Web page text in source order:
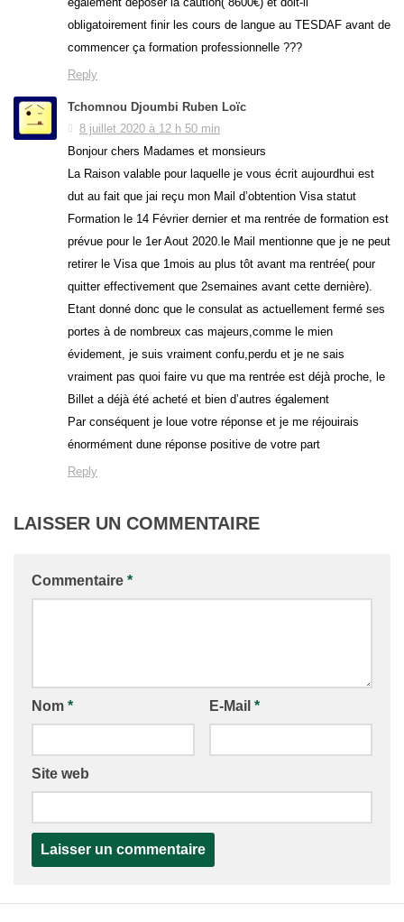
obligatoirement finir les cours de langue au TESDAF avant de
commencer ça formation professionnelle ???
Reply
Tchomnou Djoumbi Ruben Loïc
8 juillet 2020 à 12 h 50 min
Bonjour chers Madames et monsieurs
La Raison valable pour laquelle je vous écrit aujourdhui est
dut au fait que jai reçu mon Mail d’obtention Visa statut
Formation le 14 Février dernier et ma rentrée de formation est
prévue pour le 1er Aout 2020.le Mail mentionne que je ne peut
retirer le Visa que 1mois au plus tôt avant ma rentrée( pour
quitter effectivement que 2semaines avant cette dernière).
Etant donné donc que le consulat as actuellement fermé ses
portes à de nombreux cas majeurs,comme le mien
évidement, je suis vraiment confu,perdu et je ne sais
vraiment pas quoi faire vu que ma rentrée est déjà proche, le
Billet a déjà été acheté et bien d’autres également
Par conséquent je loue votre réponse et je me réjouirais
énormément dune réponse positive de votre part
Reply
LAISSER UN COMMENTAIRE
Commentaire *
Nom * E-Mail *
Site web